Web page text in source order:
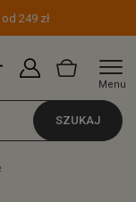
249 zł
Menu
SZUKAJ